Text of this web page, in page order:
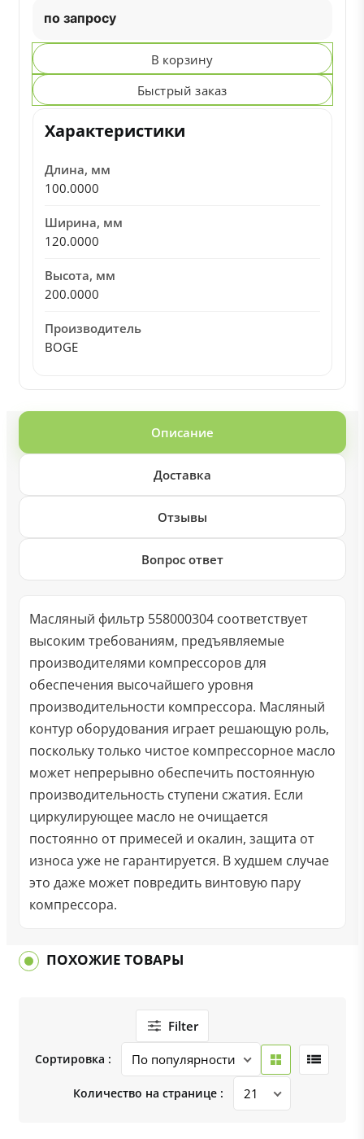
по запросу
В корзину
Быстрый заказ
Характеристики
Длина, мм
100.0000
Ширина, мм
120.0000
Высота, мм
200.0000
Производитель
BOGE
Описание
Доставка
Отзывы
Вопрос ответ
Масляный фильтр 558000304 соответствует
высоким требованиям, предъявляемые
производителями компрессоров для
обеспечения высочайшего уровня
производительности компрессора. Масляный
контур оборудования играет решающую роль,
поскольку только чистое компрессорное масло
может непрерывно обеспечить постоянную
производительность ступени сжатия. Если
циркулирующее масло не очищается
постоянно от примесей и окалин, защита от
износа уже не гарантируется. В худшем случае
это даже может повредить винтовую пару
компрессора.
ПОХОЖИЕ ТОВАРЫ
Filter
Сортировка :
Количество на странице :